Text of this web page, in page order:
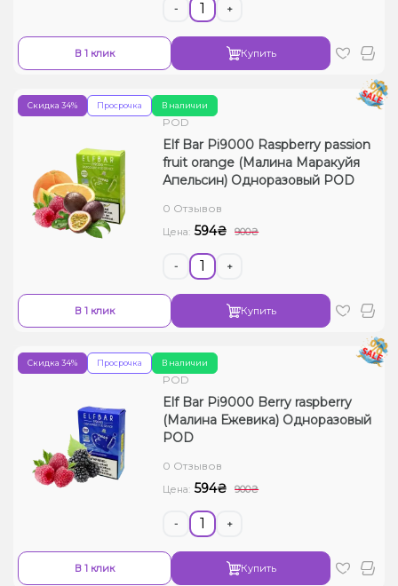
- +
В 1 клик Купить
В наличии
Скидка 34% Просрочка
POD
Elf Bar Pi9000 Raspberry passion
fruit orange (Малина Маракуйя
Апельсин) Одноразовый POD
0 Отзывов
Цена: 594₴ 900₴
- +
В 1 клик Купить
В наличии
Скидка 34% Просрочка
POD
Elf Bar Pi9000 Berry raspberry
(Малина Ежевика) Одноразовый
POD
0 Отзывов
Цена: 594₴ 900₴
- +
В 1 клик Купить